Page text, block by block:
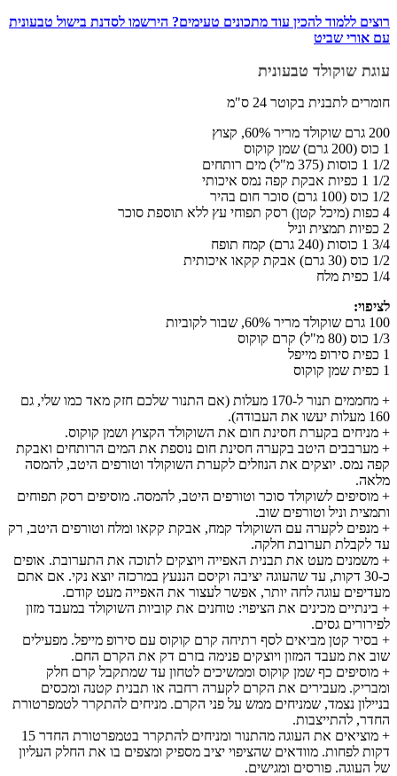
רוצים ללמוד להכין עוד מתכונים טעימים? הירשמו לסדנת בישול טבעונית
עם אורי שביט
עוגת שוקולד טבעונית
חומרים לתבנית בקוטר 24 ס"מ
200 גרם שוקולד מריר 60%, קצוץ
1 כוס (200 גרם) שמן קוקוס
1/2 1 כוסות (375 מ"ל) מים רותחים
1/2 1 כפיות אבקת קפה נמס איכותי
1/2 כוס (100 גרם) סוכר חום בהיר
4 כפות (מיכל קטן) רסק תפוחי עץ ללא תוספת סוכר
2 כפיות תמצית וניל
3/4 1 כוסות (240 גרם) קמח תופח
1/2 כוס (30 גרם) אבקת קקאו איכותית
1/4 כפית מלח
לציפוי:
100 גרם שוקולד מריר 60%, שבור לקוביות
1/3 כוס (80 מ"ל) קרם קוקוס
1 כפית סירופ מייפל
1 כפית שמן קוקוס
+ מחממים תנור ל-170 מעלות (אם התנור שלכם חזק מאד כמו שלי, גם
160 מעלות יעשו את העבודה).
+ מניחים בקערת חסינת חום את השוקולד הקצוץ ושמן קוקוס.
+ מערבבים היטב בקערה חסינת חום נוספת את המים הרותחים ואבקת
קפה נמס. יוצקים את הנוזלים לקערת השוקולד וטורפים היטב, להמסה
מלאה.
+ מוסיפים לשוקולד סוכר וטורפים היטב, להמסה. מוסיפים רסק תפוחים
ותמצית וניל וטורפים שוב.
+ מנפים לקערה עם השוקולד קמח, אבקת קקאו ומלח וטורפים היטב, רק
עד לקבלת תערובת חלקה.
+ משמנים מעט את תבנית האפייה ויוצקים לתוכה את התערובת. אופים
כ-30 דקות, עד שהעוגה יציבה וקיסם הננעץ במרכזה יוצא נקי. אם אתם
מעדיפים עוגה לחה יותר, אפשר לעצור את האפייה מעט קודם.
+ בינתיים מכינים את הציפוי: טוחנים את קוביות השוקולד במעבד מזון
לפירורים גסים.
+ בסיר קטן מביאים לסף רתיחה קרם קוקוס עם סירופ מייפל. מפעילים
שוב את מעבד המזון ויוצקים פנימה בזרם דק את הקרם החם.
+ מוסיפים כף שמן קוקוס וממשיכים לטחון עד שמתקבל קרם חלק
ומבריק. מעבירים את הקרם לקערה רחבה או תבנית קטנה ומכסים
בניילון נצמד, שמניחים ממש על פני הקרם. מניחים להתקרר לטמפרטורת
החדר, להתייצבות.
+ מוציאים את העוגה מהתנור ומניחים להתקרר בטמפרטורת החדר 15
דקות לפחות. מוודאים שהציפוי יציב מספיק ומצפים בו את החלק העליון
של העוגה. פורסים ומגישים.